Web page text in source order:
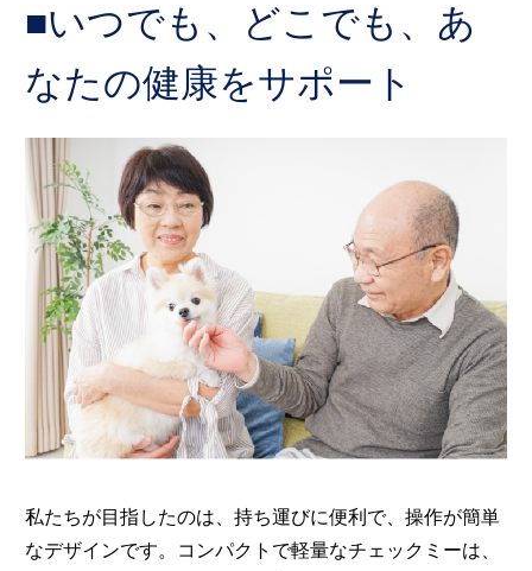
■いつでも、どこでも、あ
なたの健康をサポート
私たちが目指したのは、持ち運びに便利で、操作が簡単
なデザインです。コンパクトで軽量なチェックミーは、